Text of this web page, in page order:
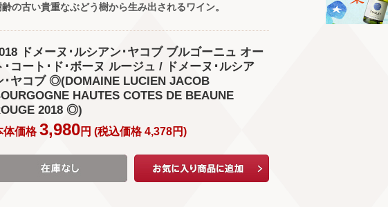
齢の古い貴重なぶどう樹から生み出されるワイン。
ドメーヌ･ルシアン･ヤコブ ブルゴーニュ オー
･コート･ド･ボーヌ ルージュ / ドメーヌ･ルシア
･ヤコブ ◎(DOMAINE LUCIEN JACOB
HAUTES COTES DE BEAUNE
2018 ◎)
体価格3,980円 (税込価格4,378円)